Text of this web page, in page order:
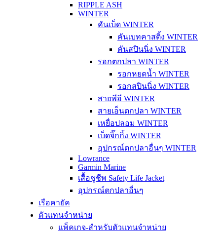
RIPPLE ASH
WINTER
คันเบ็ด WINTER
คันเบทคาสติ้ง WINTER
คันสปินนิ่ง WINTER
รอกตกปลา WINTER
รอกหยดน้ำ WINTER
รอกสปินนิ่ง WINTER
สายพีอี WINTER
สายเอ็นตกปลา WINTER
เหยื่อปลอม WINTER
เบ็ดจิ๊กกิ้ง WINTER
อุปกรณ์ตกปลาอื่นๆ WINTER
Lowrance
Garmin Marine
เสื้อชูชีพ Safety Life Jacket
อุปกรณ์ตกปลาอื่นๆ
เรือคายัค
ตัวแทนจำหน่าย
แพ็คเกจ-สำหรับตัวแทนจำหน่าย